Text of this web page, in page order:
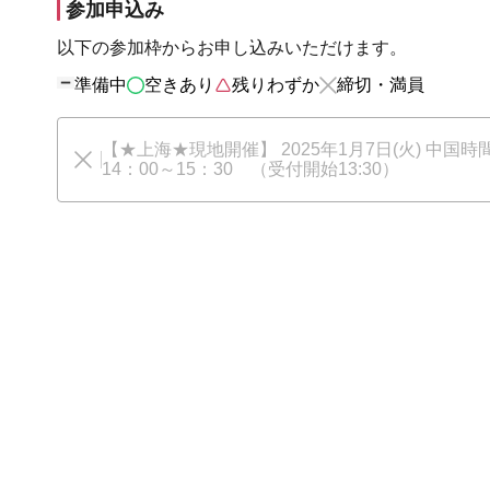
参加申込み
以下の参加枠からお申し込みいただけます。
準備中
空きあり 残りわずか 締切・満員
【★上海★現地開催】 2025年1月7日(火) 中国時
14：00～15：30 （受付開始13:30）